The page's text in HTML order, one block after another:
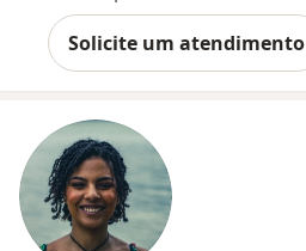
Solicite um atendimento